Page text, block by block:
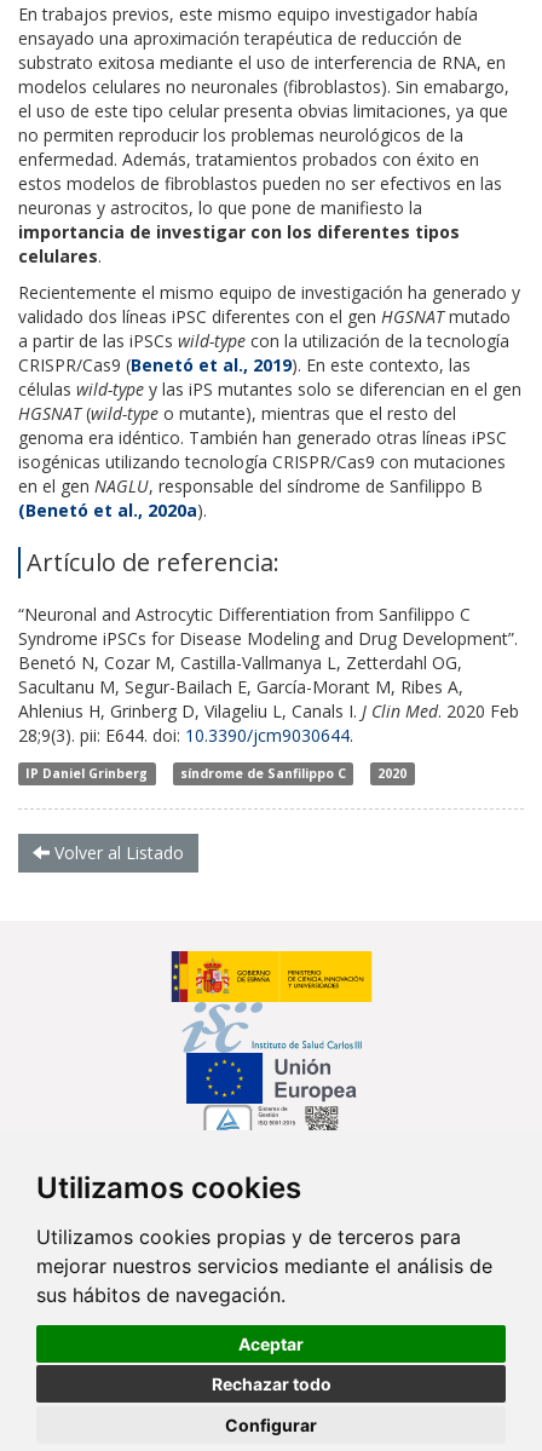
Utilizamos cookies
Utilizamos cookies propias y de terceros para
mejorar nuestros servicios mediante el análisis de
sus hábitos de navegación.
Aceptar
Rechazar todo
Configurar
En trabajos previos, este mismo equipo investigador había
ensayado una aproximación terapéutica de reducción de
substrato exitosa mediante el uso de interferencia de RNA, en
modelos celulares no neuronales (fibroblastos). Sin emabargo,
el uso de este tipo celular presenta obvias limitaciones, ya que
no permiten reproducir los problemas neurológicos de la
enfermedad. Además, tratamientos probados con éxito en
estos modelos de fibroblastos pueden no ser efectivos en las
neuronas y astrocitos, lo que pone de manifiesto la
importancia de investigar con los diferentes tipos
celulares.
Recientemente el mismo equipo de investigación ha generado y
validado dos líneas iPSC diferentes con el gen HGSNATmutado
a partir de las iPSCs wild-type con la utilización de la tecnología
CRISPR/Cas9 (Benetó et al., 2019). En este contexto, las
células wild-type y las iPS mutantes solo se diferencian en el gen
HGSNAT(wild-type o mutante), mientras que el resto del
genoma era idéntico. También han generado otras líneas iPSC
isogénicas utilizando tecnología CRISPR/Cas9 con mutaciones
en el gen NAGLU, responsable del síndrome de Sanfilippo B
(Benetó et al., 2020a).
Artículo de referencia:
“Neuronal and Astrocytic Differentiation from Sanfilippo C
Syndrome iPSCs for Disease Modeling and Drug Development”.
Benetó N, Cozar M, Castilla-Vallmanya L, Zetterdahl OG,
Sacultanu M, Segur-Bailach E, García-Morant M, Ribes A,
Ahlenius H, Grinberg D, Vilageliu L, Canals I. J Clin Med. 2020 Feb
28;9(3). pii: E644. doi: 10.3390/jcm9030644.
IP Daniel Grinberg síndrome de Sanfilippo C 2020
Volver al Listado
Síguenos en...
Contacto
Av. Monforte de Lemos, 3-5. Pabellón 11. Planta 0 28029 Madrid
info@ciberisciii.es
Política de Privacidad
| Portal de Transparencia